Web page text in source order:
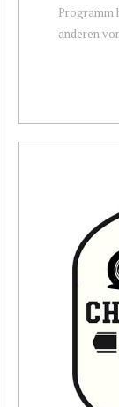
Programm
anderen